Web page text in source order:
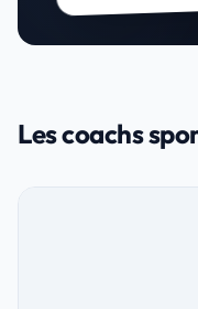
Les coachs